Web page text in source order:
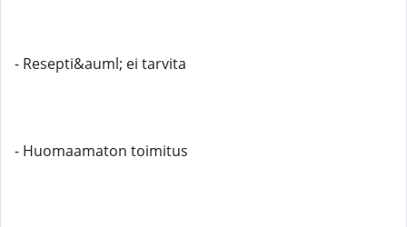
- Resepti&auml; ei tarvita
- Huomaamaton toimitus